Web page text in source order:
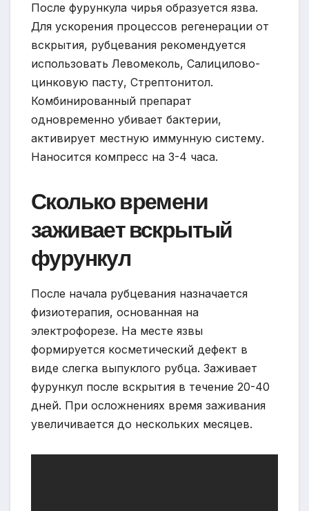
После фурункула чирья образуется язва.
Для ускорения процессов регенерации от
вскрытия, рубцевания рекомендуется
использовать Левомеколь, Салицилово-
цинковую пасту, Стрептонитол.
Комбинированный препарат
одновременно убивает бактерии,
активирует местную иммунную систему.
Наносится компресс на 3-4 часа.
Сколько времени
заживает вскрытый
фурункул
После начала рубцевания назначается
физиотерапия, основанная на
электрофорезе. На месте язвы
формируется косметический дефект в
виде слегка выпуклого рубца. Заживает
фурункул после вскрытия в течение 20-40
дней. При осложнениях время заживания
увеличивается до нескольких месяцев.